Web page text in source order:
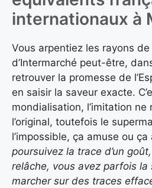
internationaux à
Vous arpentiez les rayons de
d’Intermarché peut-être,
retrouver la promesse de
en saisir la saveur exacte.
mondialisation, l’imitation ne
l’original, toutefois le
l’impossible, ça amuse ou ça
poursuivez la trace d’un
relâche, vous avez parfois la
marcher sur des traces